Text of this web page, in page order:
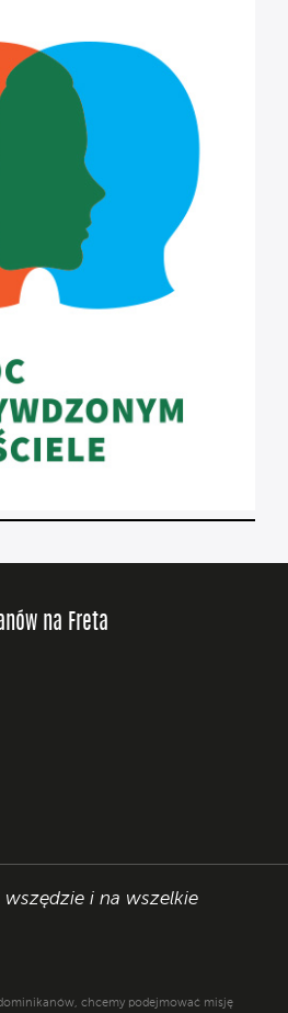
na Freta
wszędzie i na wszelkie
chcemy podejmować misję